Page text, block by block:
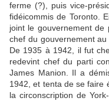
ferme (?), puis vice-
fidéicommis de Toronto.
joint le gouvernement de
chef du gouvernement
De 1935 à 1942, il fut
redevint chef du parti
James Manion. Il a
1942, et tenta de se faire
la circonscription de